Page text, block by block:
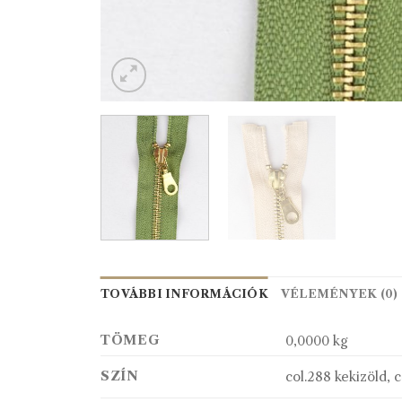
TOVÁBBI INFORMÁCIÓK VÉLEMÉNYEK (0)
TÖMEG 0,0000 kg
SZÍN col.288 kekizöld,